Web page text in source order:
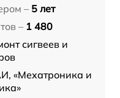
– 5 лет
– 1 480
сигвеев и
«Мехатроника и